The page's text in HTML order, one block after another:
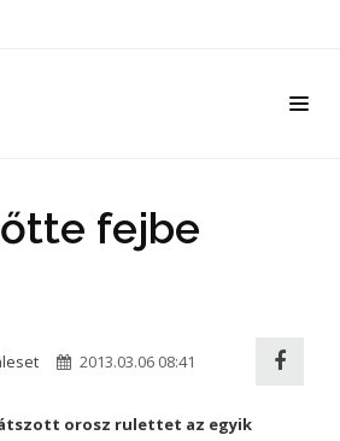
fejbe
2013.03.06 08:41
orosz rulettet az egyik